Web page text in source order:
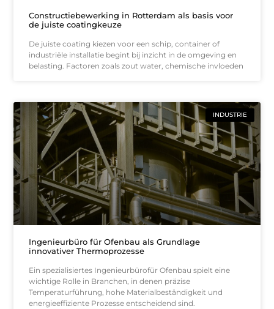
Constructiebewerking in Rotterdam als basis voor
de juiste coatingkeuze
De juiste coating kiezen voor een schip, container of
industriële installatie begint bij inzicht in de omgeving en
belasting. Factoren zoals zout water, chemische invloeden
INDUSTRIE
Ingenieurbüro für Ofenbau als Grundlage
innovativer Thermoprozesse
Ein spezialisiertes Ingenieurbürofür Ofenbau spielt eine
wichtige Rolle in Branchen, in denen präzise
Temperaturführung, hohe Materialbeständigkeit und
energieeffiziente Prozesse entscheidend sind.